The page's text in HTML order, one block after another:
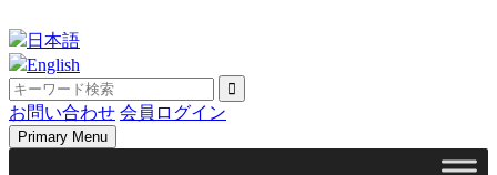
to
content
日本語
English
お問い合わせ 会員ログイン
Primary Menu